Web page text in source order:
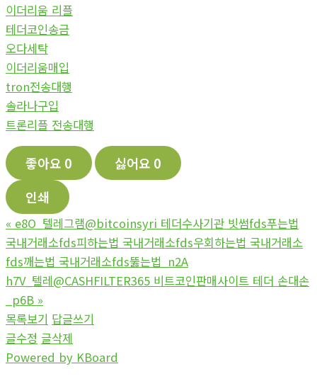
이더리움 리플
테더코인송금
오다세탁
이더리움매입
tron전송대행
솔라나구입
트론리플 전송대행
좋아요 0 싫어요 0
인쇄
« e8O_텔레그램@bitcoinsyri 테더수사기관 빗썸fds푸는법
국내거래소fds피하는법 국내거래소fds우회하는법 국내거래소
fds깨는법 국내거래소fds뚫는법_n2A
h7V_텔레@CASHFILTER365 비트코인판매사이트 테더 손대손
_p6B »
목록보기 답글쓰기
글수정 글삭제
Powered by KBoard